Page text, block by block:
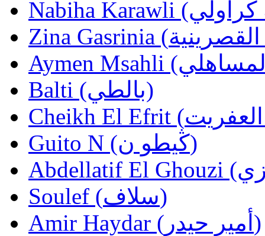
Balti (بالطي)
Guito N (ڭيطو ن)
Soulef (سلاف)
Amir Haydar (أمير حيدر)